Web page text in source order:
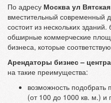
По адресу Москва ул
вместительный современный
состоит из нескольких
обширные коммерческие
бизнеса, которые
Арендаторы бизнес –
на такие преимущества:
возможность
(от 100 до 1000 кв. м.) и